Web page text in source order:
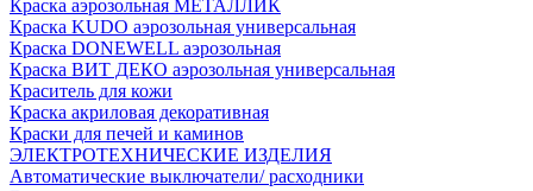
Краска аэрозольная МЕТАЛЛИК
Краска KUDO аэрозольная универсальная
Краска DONEWELL аэрозольная
Краска ВИТ ДЕКО аэрозольная универсальная
Краситель для кожи
Краска акриловая декоративная
Краски для печей и каминов
ЭЛЕКТРОТЕХНИЧЕСКИЕ ИЗДЕЛИЯ
Автоматические выключатели/ расходники